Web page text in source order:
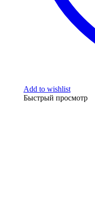
Add to wishlist
Быстрый просмотр